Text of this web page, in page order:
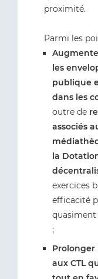
proximité.
Parmi les
les
publique
dans les
outre de
associés
la
exercices
efficacité
;
Prolonger
aux CTL